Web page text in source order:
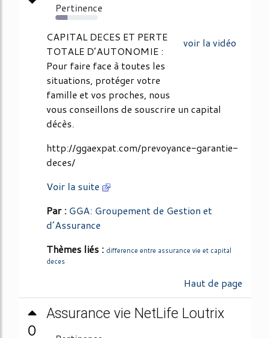
Pertinence
29%
voir la vidéo
CAPITAL DECES ET PERTE
TOTALE D’AUTONOMIE :
Pour faire face à toutes les
situations, protéger votre
famille et vos proches, nous
vous conseillons de souscrire un capital
décès.
http://ggaexpat.com/prevoyance-garantie-
deces/
Voir la suite
Par : GGA: Groupement de Gestion et
d’Assurance
Thèmes liés : difference entre assurance vie et capital
deces
Haut de page
0
Assurance vie NetLife Loutrix